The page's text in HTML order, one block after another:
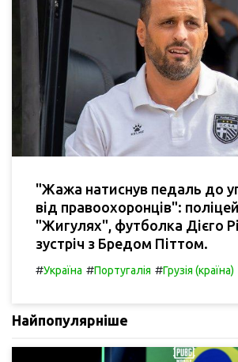
"Жажа натиснув педаль до
від правоохоронців":
"Жигулях", футболка Дієго
зустріч з Бредом Піттом.
#Україна #Португалія #Грузія (країна)
Найпопулярніше